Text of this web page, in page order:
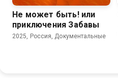
Не может быть! или
приключения Забавы
2025, Россия, Документальные